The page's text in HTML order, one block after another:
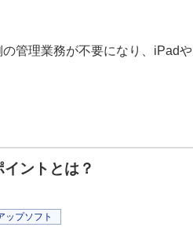
管理業務が不要になり、iPadや
ントとは？
ップソフト